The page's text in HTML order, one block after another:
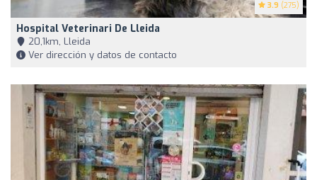
3.9 (275)
Hospital Veterinari De Lleida
20,1km, Lleida
Ver dirección y datos de contacto